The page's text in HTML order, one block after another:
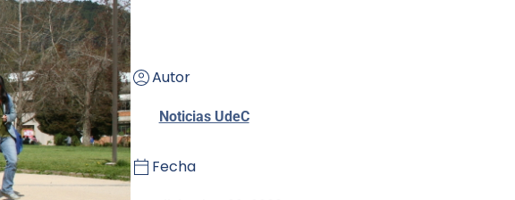
Autor
Noticias UdeC
Fecha